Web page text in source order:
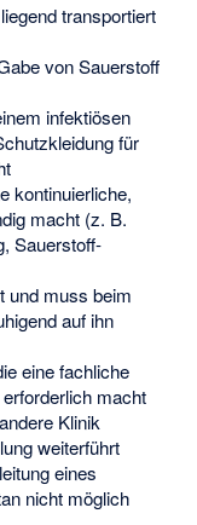
transportiert
von Sauerstoff
infektiösen
für
kontinuierliche,
macht (z. B.
Sauerstoff-
und muss beim
auf ihn
eine fachliche
macht
Klinik
weiterführt
eines
nicht möglich